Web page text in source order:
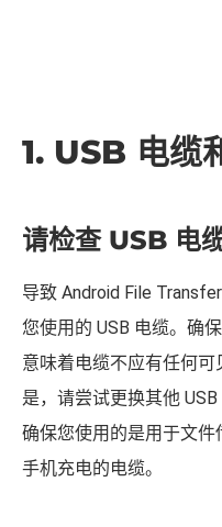
1. USB 电缆
请检查 USB 电
导致 Android File
您使用的 USB 电缆。确
意味着电缆不应有任何可